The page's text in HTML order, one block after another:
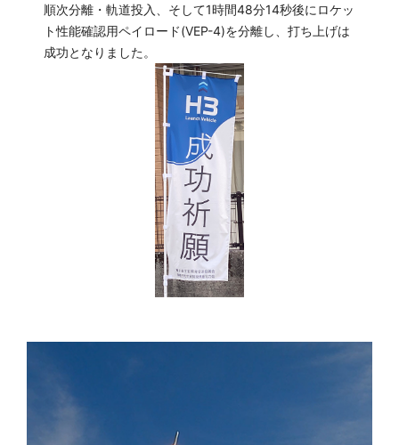
順次分離・軌道投入、そして1時間48分14秒後にロケッ
ト性能確認用ペイロード(VEP-4)を分離し、打ち上げは
成功となりました。